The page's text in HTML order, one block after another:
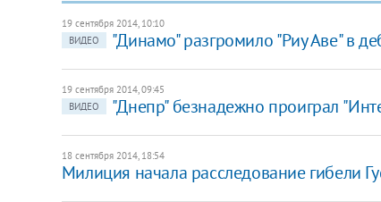
19 сентября 2014, 10:10
ВИДЕО
"Динамо" разгромило "Риу Аве" в
19 сентября 2014, 09:45
ВИДЕО
"Днепр" безнадежно проиграл
18 сентября 2014, 18:54
Милиция начала расследование гибели